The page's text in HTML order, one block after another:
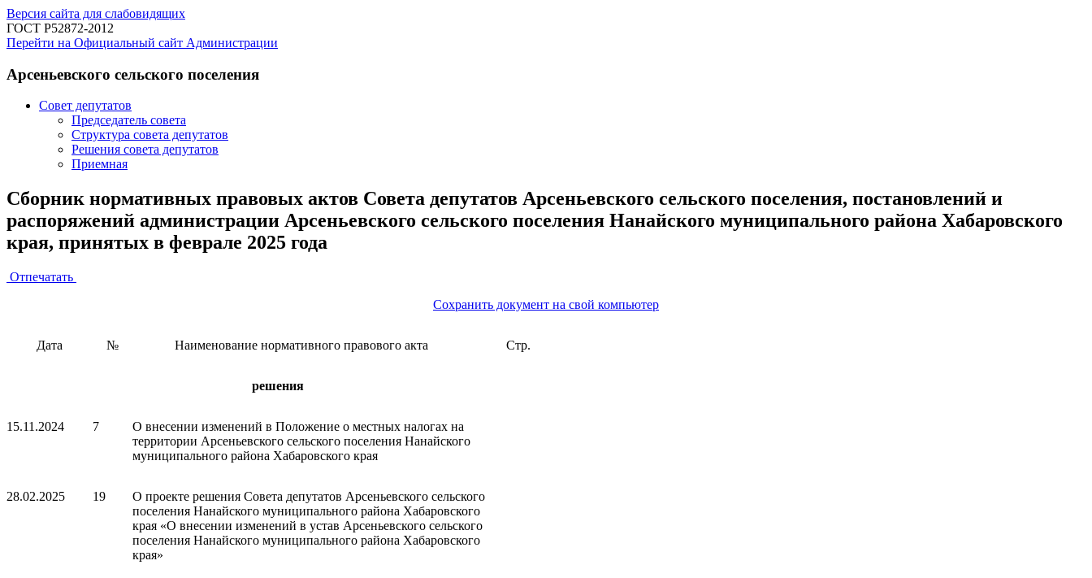
Версия сайта для слабовидящих
ГОСТ Р52872-2012
Перейти на Официальный сайт Администрации
Арсеньевского сельского поселения
Совет депутатов
Председатель совета
Структура совета депутатов
Решения совета депутатов
Приемная
Сборник нормативных правовых актов Совета депутатов Арсеньевского сельского поселения, постановлений и
распоряжений администрации Арсеньевского сельского поселения Нанайского муниципального района Хабаровского
края, принятых в феврале 2025 года
Отпечатать
Сохранить документ на свой компьютер
Дата № Наименование нормативного правового акта Стр.
решения
15.11.2024 7
О внесении изменений в Положение о местных налогах на
территории Арсеньевского сельского поселения Нанайского
муниципального района Хабаровского края
28.02.2025 19
О проекте решения Совета депутатов Арсеньевского сельского
поселения Нанайского муниципального района Хабаровского
края «О внесении изменений в устав Арсеньевского сельского
поселения Нанайского муниципального района Хабаровского
края»